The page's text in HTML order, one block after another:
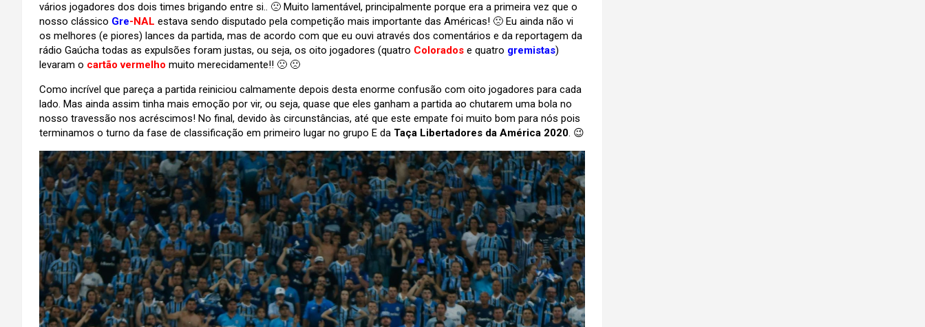
vários jogadores dos dois times brigando entre si.. 🙁 Muito lamentável, principalmente porque era a primeira vez que o
nosso clássico Gre-NAL estava sendo disputado pela competição mais importante das Américas! 🙁 Eu ainda não vi
os melhores (e piores) lances da partida, mas de acordo com que eu ouvi através dos comentários e da reportagem da
rádio Gaúcha todas as expulsões foram justas, ou seja, os oito jogadores (quatro Colorados e quatro gremistas)
levaram o cartão vermelho muito merecidamente!! 🙁 🙁
Como incrível que pareça a partida reiniciou calmamente depois desta enorme confusão com oito jogadores para cada
lado. Mas ainda assim tinha mais emoção por vir, ou seja, quase que eles ganham a partida ao chutarem uma bola no
nosso travessão nos acréscimos! No final, devido às circunstâncias, até que este empate foi muito bom para nós pois
terminamos o turno da fase de classificação em primeiro lugar no grupo E da Taça Libertadores da América 2020. 😉